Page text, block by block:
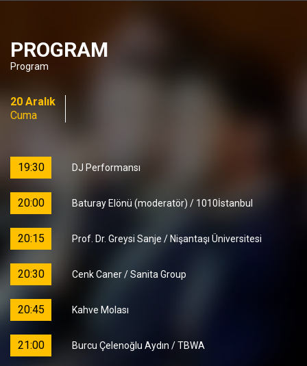
PROGRAM
Program
20 Aralık
Cuma
19:30 DJ Performansı
20:00 Baturay Elönü (moderatör) / 1010İstanbul
20:15 Prof. Dr. Greysi Sanje / Nişantaşı Üniversitesi
20:30 Cenk Caner / Sanita Group
20:45 Kahve Molası
21:00 Burcu Çelenoğlu Aydın / TBWA